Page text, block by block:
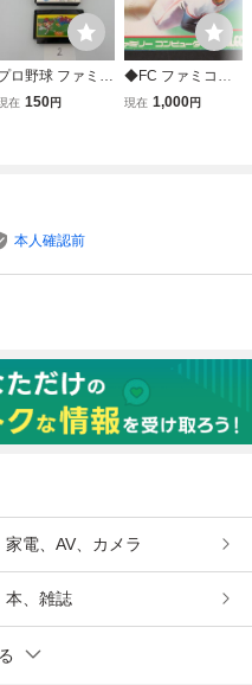
ロ野球 ファミリ
スタジアム 任
在 150円
◆FC ファミコン
ソフト 燃えろプロ
現在 1,000円
本人確認前
家電、AV、カメラ
本、雑誌